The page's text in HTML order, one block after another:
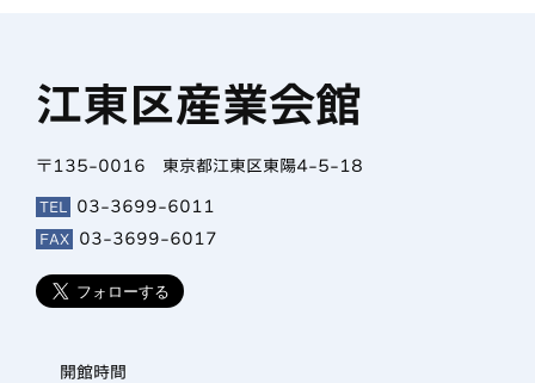
江東区産業会館
〒135-0016 東京都江東区東陽4-5-18
TEL 03-3699-6011
FAX 03-3699-6017
開館時間